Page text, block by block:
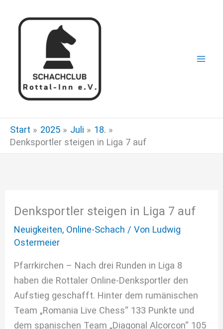
Inhalt
Start 2025 Juli
18.
Denksportler steigen in Liga 7 auf
Denksportler steigen in Liga 7 auf
Neuigkeiten, Online-Schach / Von Ludwig
Ostermeier
Pfarrkirchen – Nach drei Runden in Liga 8
haben die Rottaler Online-Denksportler den
Aufstieg geschafft. Hinter dem rumänischen
Team „Romania Live Chess“ 133 Punkte und
dem spanischen Team „Diagonal Alcorcon“ 105